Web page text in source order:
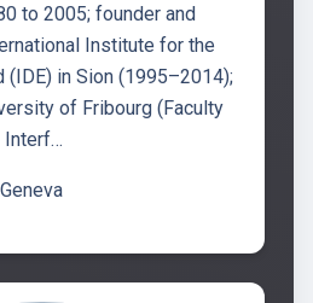
to 2005; founder and
Institute for the
(IDE) in Sion (1995–2014);
of Fribourg (Faculty
Interf…